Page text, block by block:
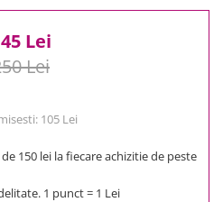
Lei
Lei
105 Lei
150 lei la fiecare achizitie de peste
1 punct = 1 Lei